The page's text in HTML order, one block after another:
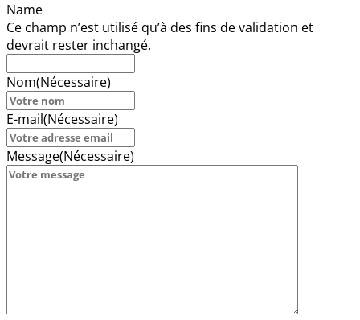
Name
Ce champ n’est utilisé qu’à des fins de validation et
devrait rester inchangé.
Nom(Nécessaire)
E-mail(Nécessaire)
Message(Nécessaire)